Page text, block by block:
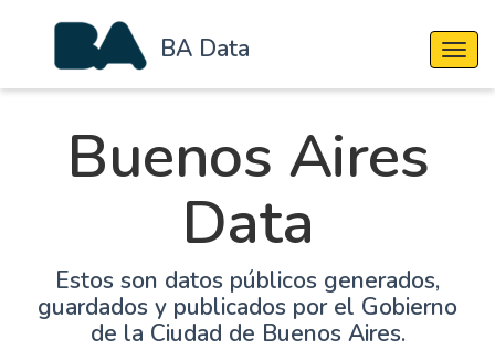
BA Data
Buenos Aires
Data
Estos son datos públicos generados,
guardados y publicados por el Gobierno
de la Ciudad de Buenos Aires.